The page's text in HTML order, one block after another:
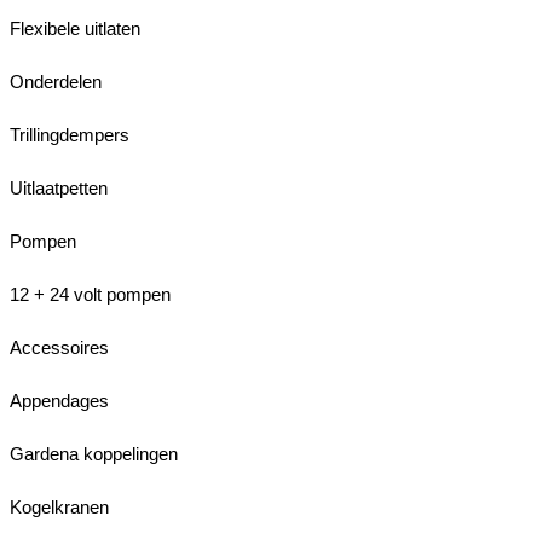
Flexibele uitlaten
Onderdelen
Trillingdempers
Uitlaatpetten
Pompen
12 + 24 volt pompen
Accessoires
Appendages
Gardena koppelingen
Kogelkranen